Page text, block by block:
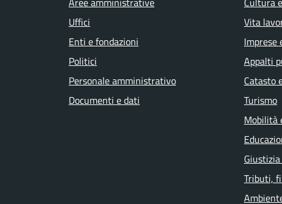
Uffici
Enti e fondazioni
Politici
Personale amministrativo
Documenti e dati
Vita
Imprese
Appalti
Catasto
Turismo
Mobilità
Tributi,